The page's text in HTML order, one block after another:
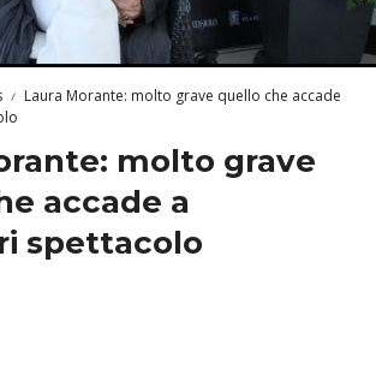
Laura Morante: molto grave quello che accade
molto grave
accade a
spettacolo